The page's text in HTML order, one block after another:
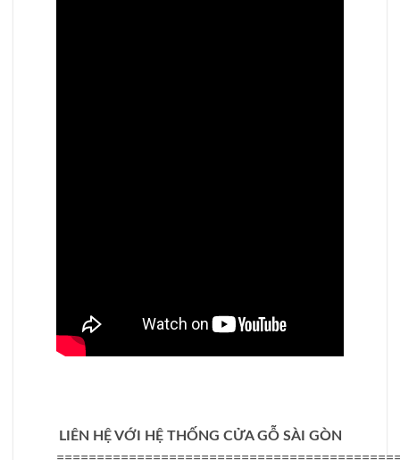
LIÊN HỆ VỚI HỆ THỐNG CỬA GỖ SÀI GÒN